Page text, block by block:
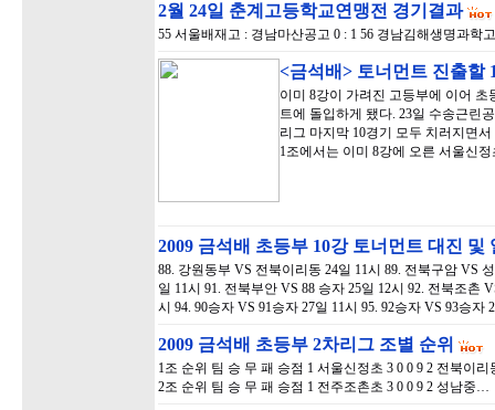
2월 24일 춘계고등학교연맹전 경기결과
55 서울배재고 : 경남마산공고 0 : 1 56 경남김해생명과학
<금석배> 토너먼트 진출할
이미 8강이 가려진 고등부에 이어
트에 돌입하게 됐다. 23일 수송근린
리그 마지막 10경기 모두 치러지면
1조에서는 이미 8강에 오른 서울신
2009 금석배 초등부 10강 토너먼트 대진 및
88. 강원동부 VS 전북이리동 24일 11시 89. 전북구암 VS
일 11시 91. 전북부안 VS 88 승자 25일 12시 92. 전북조촌
시 94. 90승자 VS 91승자 27일 11시 95. 92승자 VS 93승자
2009 금석배 초등부 2차리그 조별 순위
1조 순위 팀 승 무 패 승점 1 서울신정초 3 0 0 9 2 전북이
2조 순위 팀 승 무 패 승점 1 전주조촌초 3 0 0 9 2 성남중…